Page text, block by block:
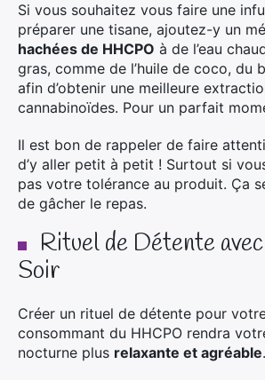
Si vous souhaitez vous faire une
préparer une tisane, ajoutez-y un
hachées de HHCPO à de l’eau
gras, comme de l’huile de coco, du
afin d’obtenir une meilleure
cannabinoïdes​. Pour un parfait
Il est bon de rappeler de faire
d’y aller petit à petit ! Surtout si
pas votre tolérance au produit. Ça
de gâcher le repas.
Rituel de Détente
Soir
Créer un rituel de détente pour
consommant du HHCPO rendra
nocturne plus relaxante et agréable.